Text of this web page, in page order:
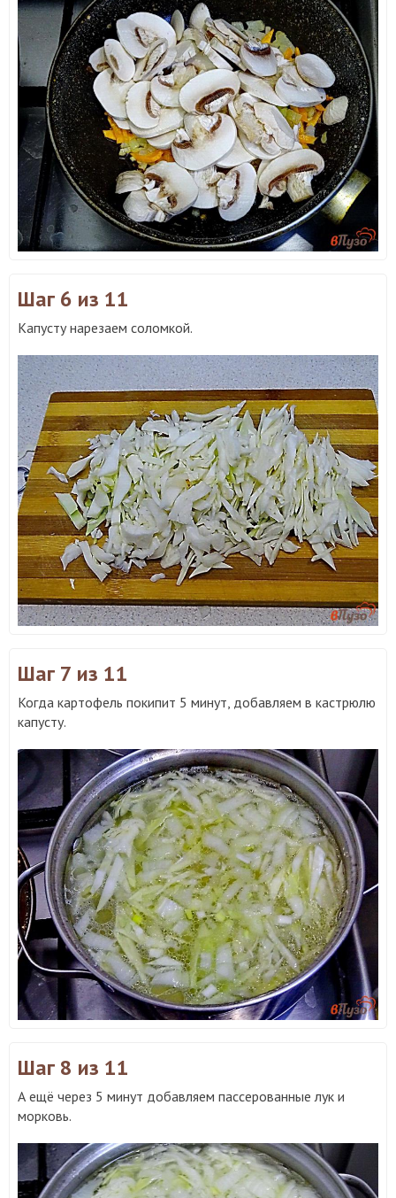
Шаг 6 из 11
Капусту нарезаем соломкой.
Шаг 7 из 11
Когда картофель покипит 5 минут, добавляем в кастрюлю
капусту.
Шаг 8 из 11
А ещё через 5 минут добавляем пассерованные лук и
морковь.